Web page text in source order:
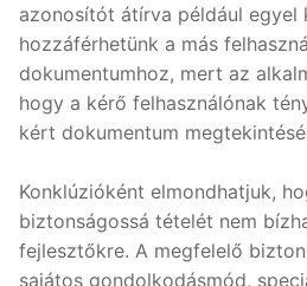
azonosítót átírva például egyel
hozzáférhetünk a más
dokumentumhoz, mert az
hogy a kérő felhasználónak
kért dokumentum
Konklúzióként elmondhatjuk,
biztonságossá tételét nem
fejlesztőkre. A megfelelő
sajátos gondolkodásmód,